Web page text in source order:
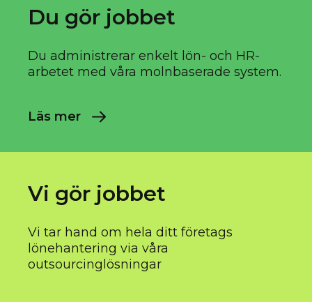
Du gör jobbet
Du administrerar enkelt lön- och HR-
arbetet med våra molnbaserade system.
Läs mer
Vi gör jobbet
Vi tar hand om hela ditt företags
lönehantering via våra
outsourcinglösningar